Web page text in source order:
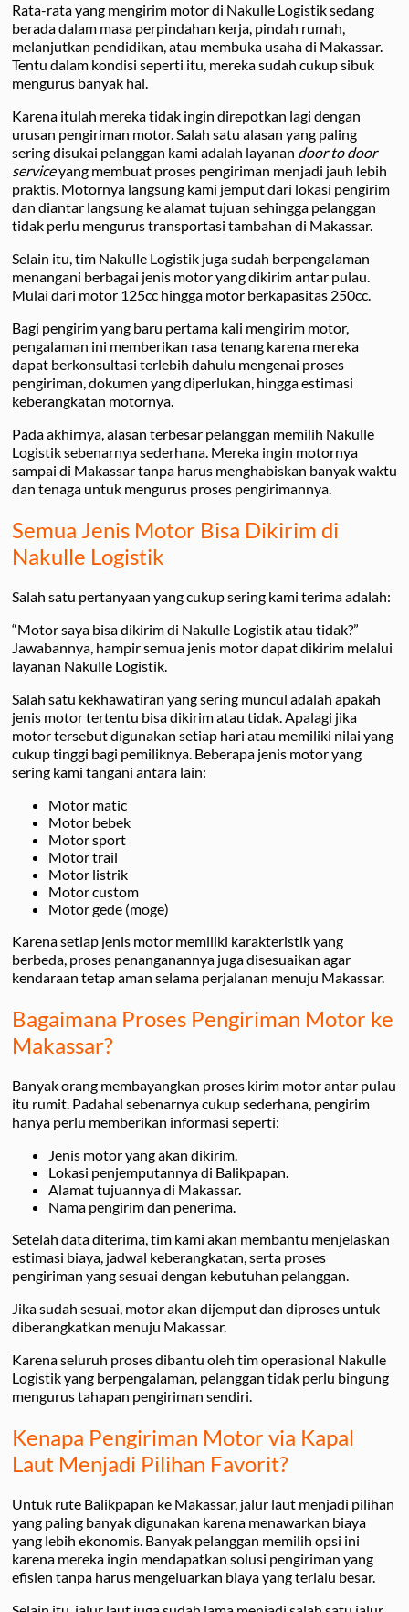
Rata-rata yang mengirim motor di Nakulle Logistik sedang
berada dalam masa perpindahan kerja, pindah rumah,
melanjutkan pendidikan, atau membuka usaha di Makassar.
Tentu dalam kondisi seperti itu, mereka sudah cukup sibuk
mengurus banyak hal.
Karena itulah mereka tidak ingin direpotkan lagi dengan
urusan pengiriman motor. Salah satu alasan yang paling
sering disukai pelanggan kami adalah layanan door to door
serviceyang membuat proses pengiriman menjadi jauh lebih
praktis. Motornya langsung kami jemput dari lokasi pengirim
dan diantar langsung ke alamat tujuan sehingga pelanggan
tidak perlu mengurus transportasi tambahan di Makassar.
Selain itu, tim Nakulle Logistik juga sudah berpengalaman
menangani berbagai jenis motor yang dikirim antar pulau.
Mulai dari motor 125cc hingga motor berkapasitas 250cc.
Bagi pengirim yang baru pertama kali mengirim motor,
pengalaman ini memberikan rasa tenang karena mereka
dapat berkonsultasi terlebih dahulu mengenai proses
pengiriman, dokumen yang diperlukan, hingga estimasi
keberangkatan motornya.
Pada akhirnya, alasan terbesar pelanggan memilih Nakulle
Logistik sebenarnya sederhana. Mereka ingin motornya
sampai di Makassar tanpa harus menghabiskan banyak waktu
dan tenaga untuk mengurus proses pengirimannya.
Semua Jenis Motor Bisa Dikirim di
Nakulle Logistik
Salah satu pertanyaan yang cukup sering kami terima adalah:
“Motor saya bisa dikirim di Nakulle Logistik atau tidak?”
Jawabannya, hampir semua jenis motor dapat dikirim melalui
layanan Nakulle Logistik.
Salah satu kekhawatiran yang sering muncul adalah apakah
jenis motor tertentu bisa dikirim atau tidak. Apalagi jika
motor tersebut digunakan setiap hari atau memiliki nilai yang
cukup tinggi bagi pemiliknya. Beberapa jenis motor yang
sering kami tangani antara lain:
Motor matic
Motor bebek
Motor sport
Motor trail
Motor listrik
Motor custom
Motor gede (moge)
Karena setiap jenis motor memiliki karakteristik yang
berbeda, proses penanganannya juga disesuaikan agar
kendaraan tetap aman selama perjalanan menuju Makassar.
Bagaimana Proses Pengiriman Motor ke
Makassar?
Banyak orang membayangkan proses kirim motor antar pulau
itu rumit. Padahal sebenarnya cukup sederhana, pengirim
hanya perlu memberikan informasi seperti:
Jenis motor yang akan dikirim.
Lokasi penjemputannya di Balikpapan.
Alamat tujuannya di Makassar.
Nama pengirim dan penerima.
Setelah data diterima, tim kami akan membantu menjelaskan
estimasi biaya, jadwal keberangkatan, serta proses
pengiriman yang sesuai dengan kebutuhan pelanggan.
Jika sudah sesuai, motor akan dijemput dan diproses untuk
diberangkatkan menuju Makassar.
Karena seluruh proses dibantu oleh tim operasional Nakulle
Logistik yang berpengalaman, pelanggan tidak perlu bingung
mengurus tahapan pengiriman sendiri.
Kenapa Pengiriman Motor via Kapal
Laut Menjadi Pilihan Favorit?
Untuk rute Balikpapan ke Makassar, jalur laut menjadi pilihan
yang paling banyak digunakan karena menawarkan biaya
yang lebih ekonomis. Banyak pelanggan memilih opsi ini
karena mereka ingin mendapatkan solusi pengiriman yang
efisien tanpa harus mengeluarkan biaya yang terlalu besar.